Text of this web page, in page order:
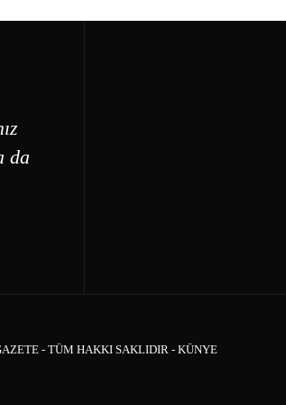
da
- TÜM HAKKI SAKLIDIR - KÜNYE